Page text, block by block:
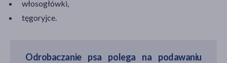
włosogłówki,
tęgoryjce.
Odrobaczanie psa polega na podawaniu